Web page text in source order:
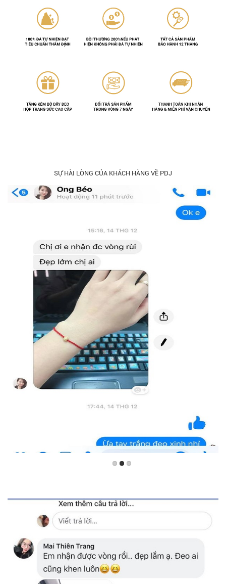
SỰ HÀI LÒNG CỦA KHÁCH HÀNG VỀ PDJ